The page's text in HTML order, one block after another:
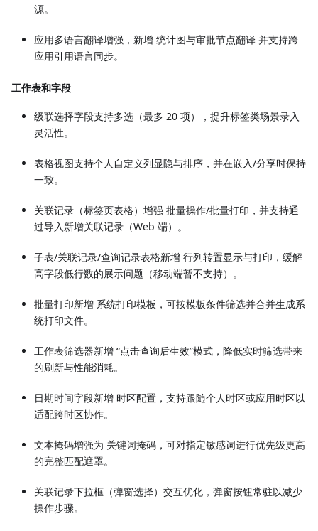
源。
应用多语言翻译增强，新增 统计图与审批节点翻译 并支持跨
应用引用语言同步。
工作表和字段
级联选择字段支持多选（最多 20 项），提升标签类场景录入
灵活性。
表格视图支持个人自定义列显隐与排序，并在嵌入/分享时保持
一致。
关联记录（标签页表格）增强 批量操作/批量打印，并支持通
过导入新增关联记录（Web 端）。
子表/关联记录/查询记录表格新增 行列转置显示与打印，缓解
高字段低行数的展示问题（移动端暂不支持）。
批量打印新增 系统打印模板，可按模板条件筛选并合并生成系
统打印文件。
工作表筛选器新增 “点击查询后生效”模式，降低实时筛选带来
的刷新与性能消耗。
日期时间字段新增 时区配置，支持跟随个人时区或应用时区以
适配跨时区协作。
文本掩码增强为 关键词掩码，可对指定敏感词进行优先级更高
的完整匹配遮罩。
关联记录下拉框（弹窗选择）交互优化，弹窗按钮常驻以减少
操作步骤。